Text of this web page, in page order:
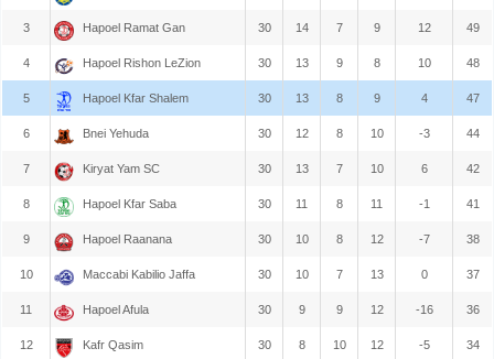
3 Hapoel Ramat Gan 30 14 7 9 12 49
4 Hapoel Rishon LeZion 30 13 9 8 10 48
5 Hapoel Kfar Shalem 30 13 8 9 4 47
6 Bnei Yehuda 30 12 8 10 -3 44
7 Kiryat Yam SC 30 13 7 10 6 42
8 Hapoel Kfar Saba 30 11 8 11 -1 41
9 Hapoel Raanana 30 10 8 12 -7 38
10 Maccabi Kabilio Jaffa 30 10 7 13 0 37
11 Hapoel Afula 30 9 9 12 -16 36
12 Kafr Qasim 30 8 10 12 -5 34